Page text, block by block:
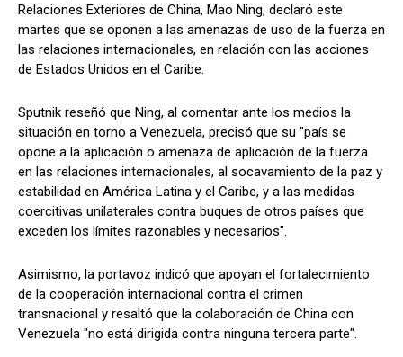
Relaciones Exteriores de China, Mao Ning, declaró este
martes que se oponen a las amenazas de uso de la fuerza en
las relaciones internacionales, en relación con las acciones
de Estados Unidos en el Caribe.
Sputnik reseñó que Ning, al comentar ante los medios la
situación en torno a Venezuela, precisó que su "país se
opone a la aplicación o amenaza de aplicación de la fuerza
en las relaciones internacionales, al socavamiento de la paz y
estabilidad en América Latina y el Caribe, y a las medidas
coercitivas unilaterales contra buques de otros países que
exceden los límites razonables y necesarios".
Asimismo, la portavoz indicó que apoyan el fortalecimiento
de la cooperación internacional contra el crimen
transnacional y resaltó que la colaboración de China con
Venezuela "no está dirigida contra ninguna tercera parte".